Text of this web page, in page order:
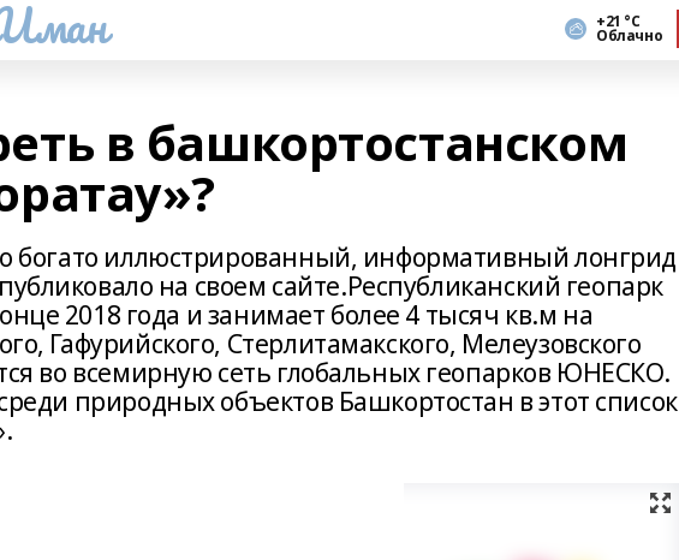
+21 °С
Облачно
в башкортостанском
богато иллюстрированный, информативный лонгрид
на своем сайте.Республиканский геопарк
2018 года и занимает более 4 тысяч кв.м на
Гафурийского, Стерлитамакского, Мелеузовского
во всемирную сеть глобальных геопарков ЮНЕСКО.
природных объектов Башкортостан в этот список